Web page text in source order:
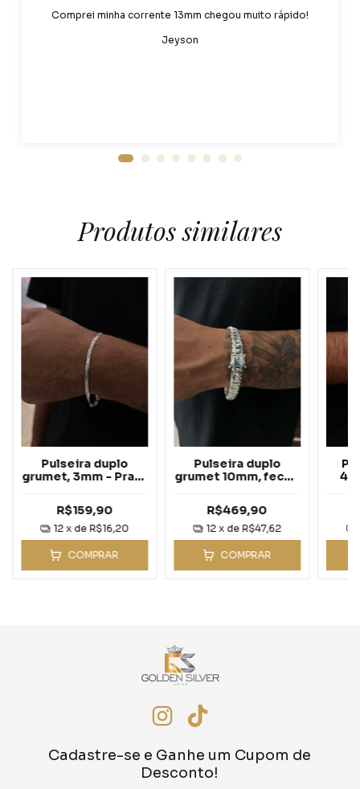
Comprei minha corrente 13mm chegou muito rápido!
Jeyson
Produtos similares
Pulseira duplo
grumet, 3mm - Prata
R$159,90
12 x deR$16,20
COMPRAR
Pulseira duplo
grumet 10mm, fecho
R$469,90
12 x deR$47,62
COMPRAR
Cadastre-se e Ganhe um Cupom de
Desconto!